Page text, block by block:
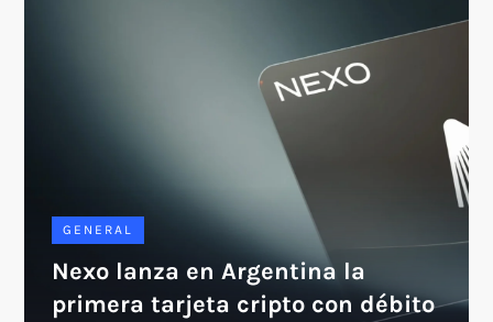
GENERAL
Nexo lanza en Argentina la
primera tarjeta cripto con débito